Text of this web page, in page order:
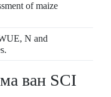
of maize
N and
ван SCI